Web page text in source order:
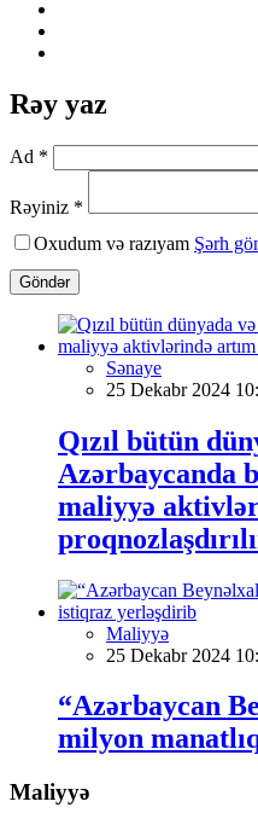
Rəy yaz
Ad *
Rəyiniz *
Oxudum və razıyam Şərh
Göndər
Sənaye
25 Dekabr 2024
Qızıl bütün
Azərbaycanda
maliyyə
Maliyyə
25 Dekabr 2024
“Azərbaycan
milyon
Maliyyə